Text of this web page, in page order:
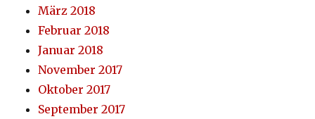
März 2018
Februar 2018
Januar 2018
November 2017
Oktober 2017
September 2017